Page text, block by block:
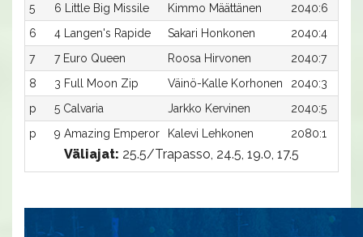
5
6 Little Big Missile Kimmo Määttänen
2040:6
6
4 Langen's Rapide Sakari Honkonen
2040:4
7
7 Euro Queen Roosa Hirvonen
2040:7
8
3 Full Moon Zip Väinö-Kalle Korhonen
2040:3
p
5 Calvaria Jarkko Kervinen
2040:5
p
9 Amazing Emperor Kalevi Lehkonen 2080:1
Väliajat: 25.5/Trapasso, 24.5, 19.0, 17.5